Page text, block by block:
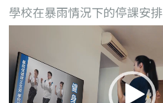
學校在暴雨情況下的停課安排
播
放
器